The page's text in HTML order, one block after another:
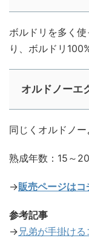
ボルドリを多く
り、ボルドリ
オルドノーエ
同じくオルドノー
熟成年数：15～
→販売ページはコ
参考記事
→ 兄弟が手掛け